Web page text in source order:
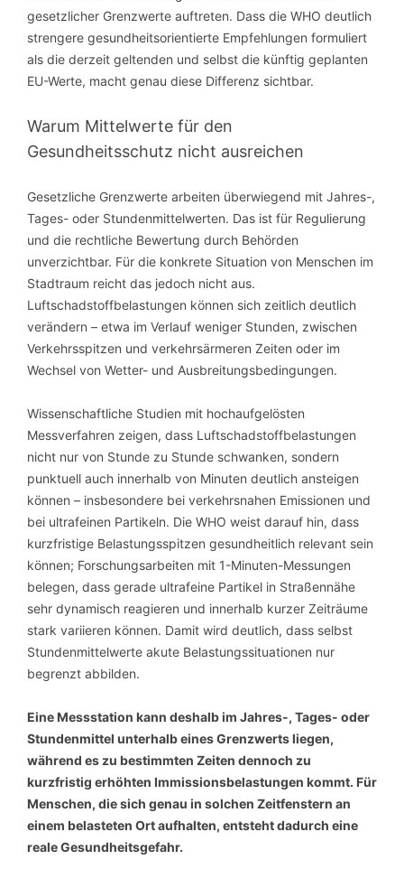
gesetzlicher Grenzwerte auftreten. Dass die WHO deutlich
strengere gesundheitsorientierte Empfehlungen formuliert
als die derzeit geltenden und selbst die künftig geplanten
EU-Werte, macht genau diese Differenz sichtbar.
Warum Mittelwerte für den
Gesundheitsschutz nicht ausreichen
Gesetzliche Grenzwerte arbeiten überwiegend mit Jahres-,
Tages- oder Stundenmittelwerten. Das ist für Regulierung
und die rechtliche Bewertung durch Behörden
unverzichtbar. Für die konkrete Situation von Menschen im
Stadtraum reicht das jedoch nicht aus.
Luftschadstoffbelastungen können sich zeitlich deutlich
verändern – etwa im Verlauf weniger Stunden, zwischen
Verkehrsspitzen und verkehrsärmeren Zeiten oder im
Wechsel von Wetter- und Ausbreitungsbedingungen.
Wissenschaftliche Studien mit hochaufgelösten
Messverfahren zeigen, dass Luftschadstoffbelastungen
nicht nur von Stunde zu Stunde schwanken, sondern
punktuell auch innerhalb von Minuten deutlich ansteigen
können – insbesondere bei verkehrsnahen Emissionen und
bei ultrafeinen Partikeln. Die WHO weist darauf hin, dass
kurzfristige Belastungsspitzen gesundheitlich relevant sein
können; Forschungsarbeiten mit 1-Minuten-Messungen
belegen, dass gerade ultrafeine Partikel in Straßennähe
sehr dynamisch reagieren und innerhalb kurzer Zeiträume
stark variieren können. Damit wird deutlich, dass selbst
Stundenmittelwerte akute Belastungssituationen nur
begrenzt abbilden.
Eine Messstation kann deshalb im Jahres-, Tages- oder
Stundenmittel unterhalb eines Grenzwerts liegen,
während es zu bestimmten Zeiten dennoch zu
kurzfristig erhöhten Immissionsbelastungen kommt. Für
Menschen, die sich genau in solchen Zeitfenstern an
einem belasteten Ort aufhalten, entsteht dadurch eine
reale Gesundheitsgefahr.